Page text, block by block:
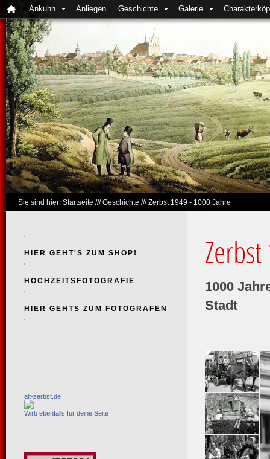
Ankuhn Anliegen Geschichte Galerie
Sie sind hier: Startseite ///Geschichte ///Zerbst 1949 - 1000 Jahre
1000
Stadt
HIER GEHT'S ZUM SHOP!
HOCHZEITSFOTOGRAFIE
HIER GEHTS ZUM FOTOGRAFEN
alt-zerbst.de
Wirb ebenfalls für deine Seite